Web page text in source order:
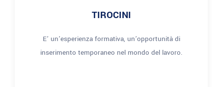
TIROCINI
E’ un’esperienza formativa, un’opportunità di
inserimento temporaneo nel mondo del lavoro.